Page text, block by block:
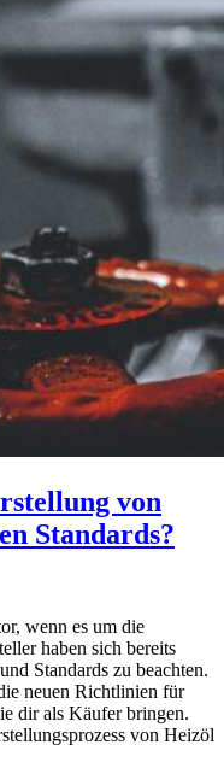
von
Standards?
wenn es um die
haben sich bereits
Standards zu beachten.
neuen Richtlinien für
dir als Käufer bringen.
von Heizöl